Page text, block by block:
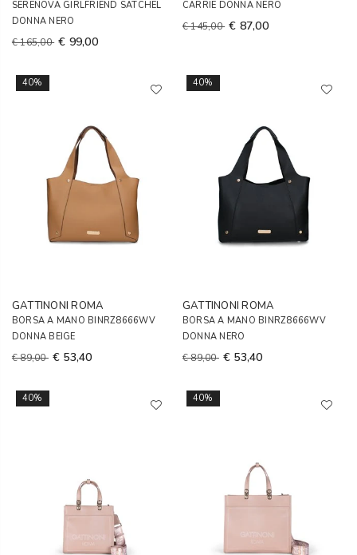
SERENOVA GIRLFRIEND SATCHEL
DONNA NERO
€ 165,00 € 99,00
CARRIE DONNA NERO
€ 145,00 € 87,00
40%
GATTINONI ROMA
BORSA A MANO BINRZ8666WV
DONNA BEIGE
€ 89,00 € 53,40
40%
GATTINONI ROMA
BORSA A MANO BINRZ8666WV
DONNA NERO
€ 89,00 € 53,40
40% 40%